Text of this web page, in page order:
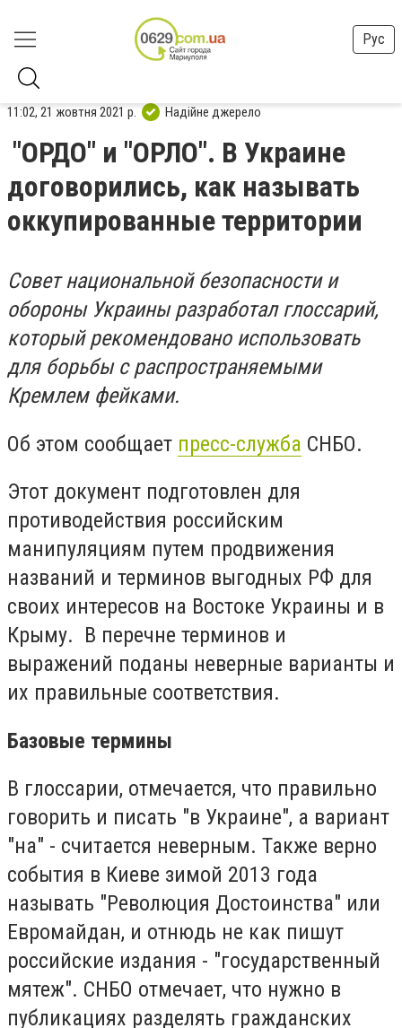
Рус
11:02, 21 жовтня 2021 р. Надійне джерело
"ОРДО" и "ОРЛО". В Украине
договорились, как называть
оккупированные территории
Совет национальной безопасности и
обороны Украины разработал глоссарий,
который рекомендовано использовать
для борьбы с распространяемыми
Кремлем фейками.
Об этом сообщает пресс-служба СНБО.
Этот документ подготовлен для
противодействия российским
манипуляциям путем продвижения
названий и терминов выгодных РФ для
своих интересов на Востоке Украины и в
Крыму. В перечне терминов и
выражений поданы неверные варианты и
их правильные соответствия.
Базовые термины
В глоссарии, отмечается, что правильно
говорить и писать "в Украине", а вариант
"на" - считается неверным. Также верно
события в Киеве зимой 2013 года
называть "Революция Достоинства" или
Евромайдан, и отнюдь не как пишут
российские издания - "государственный
мятеж". СНБО отмечает, что нужно в
публикациях разделять гражданских